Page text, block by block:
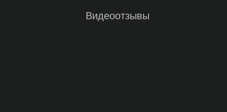
Видеоотзывы